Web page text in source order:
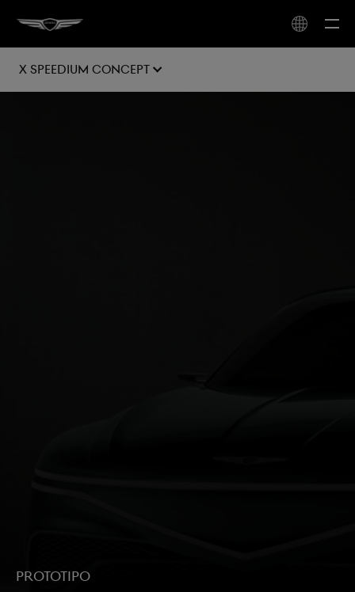
X Speedium Concept
PROTOTIPO